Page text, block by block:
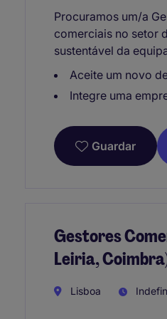
Procuramos um/a
comerciais no setor
sustentável da
Aceite um novo
Integre uma
Guardar
Gestores
Leiria,
Lisboa